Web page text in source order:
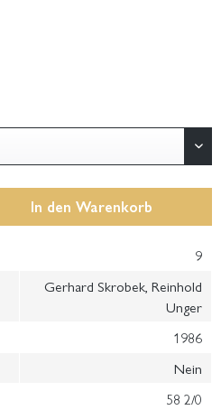
In den Warenkorb
9
Gerhard Skrobek, Reinhold
Unger
1986
Nein
58 2/0